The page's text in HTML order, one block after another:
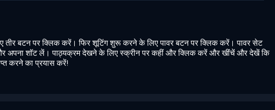
तीर बटन पर क्लिक करें। फिर शूटिंग शुरू करने के लिए पावर बटन पर क्लिक करें। पावर सेट
अपना शॉट लें। पाठ्यक्रम देखने के लिए स्क्रीन पर कहीं और क्लिक करें और खींचें और देखें कि
करने का प्रयास करें!